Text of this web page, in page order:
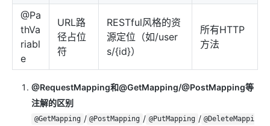
@Pa
thVa
riabl
e
URL路
径占位
符
RESTful风格的资
源定位（如/user
s/{id}）
所有HTTP
方法
@RequestMapping和@GetMapping/@PostMapping等
注解的区别
@GetMapping / @PostMapping / @PutMapping / @DeleteMappi